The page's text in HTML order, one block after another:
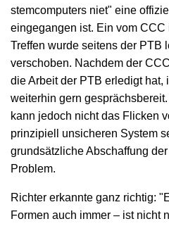
stemcomputers niet" eine
eingegangen ist. Ein vom
Treffen wurde seitens der PTB
verschoben. Nachdem der
die Arbeit der PTB erledigt hat,
weiterhin gern
kann jedoch nicht das Flicken
prinzipiell unsicheren System
grundsätzliche Abschaffung
Problem.
Richter erkannte ganz richtig:
Formen auch immer – ist nicht